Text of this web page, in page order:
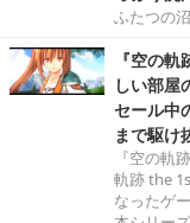
ふたつの
『空の
しい部屋
セール中
まで駆け
『空の軌
軌跡 the
なったゲ